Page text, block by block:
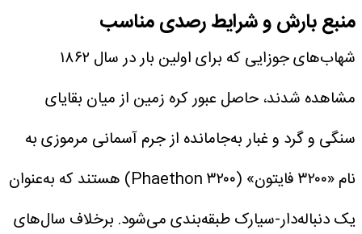
منبع بارش و شرایط رصدی مناسب
شهاب‌های جوزایی که برای اولین بار در سال ۱۸۶۲
مشاهده شدند، حاصل عبور کره زمین از میان بقایای
سنگی و گرد و غبار به‌جامانده از جرم آسمانی مرموزی به
نام «۳۲۰۰ فایتون» (۳۲۰۰ Phaethon) هستند که به‌عنوان
یک دنباله‌دار-سیارک طبقه‌بندی می‌شود. برخلاف سال‌های